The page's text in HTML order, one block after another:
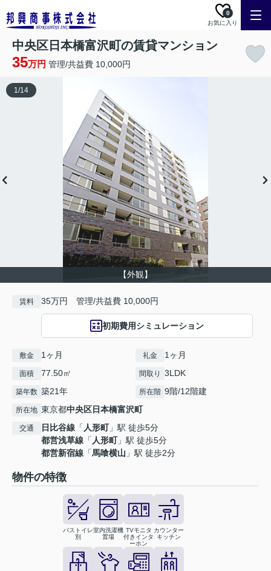
お気に入り
0
中央区日本橋富沢町の賃貸マンション
35万円 管理/共益費 10,000円
【外観】
1/14
賃料 35万円 管理/共益費 10,000円
初期費用シミュレーション
敷金 1ヶ月 礼金 1ヶ月
面積 77.50㎡ 間取り 3LDK
築年数 築21年 所在階 9階/12階建
所在地 東京都中央区日本橋富沢町
交通 日比谷線 「 人形町」駅 徒歩5分
都営浅草線 「 人形町」駅 徒歩5分
都営新宿線 「馬喰横山 」駅 徒歩2分
物件の特徴
バストイレ
別
室内洗濯機
置場
TVモニタ
付きインタ
ーホン
カウンター
キッチン